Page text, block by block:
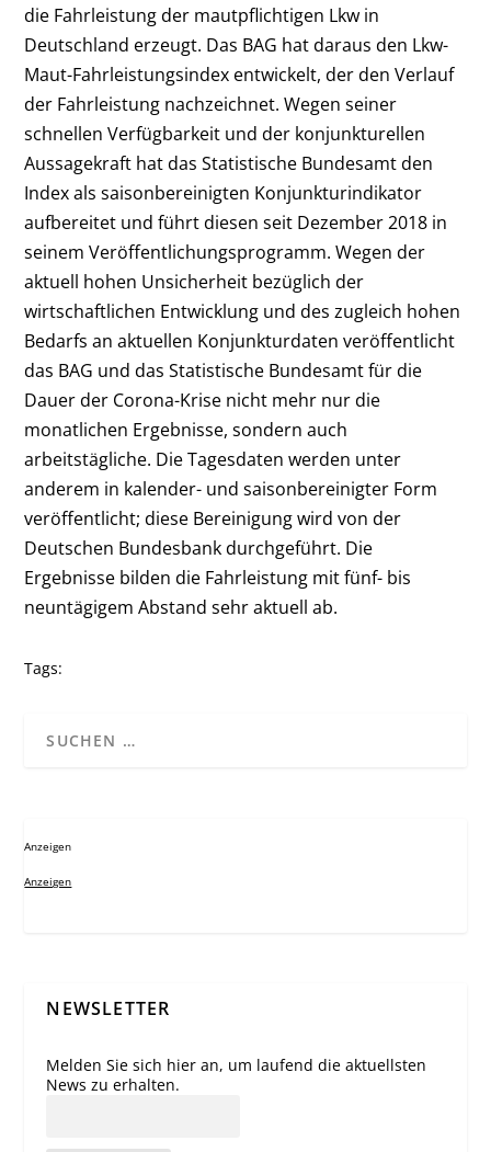
die Fahrleistung der mautpflichtigen Lkw in
Deutschland erzeugt. Das BAG hat daraus den Lkw-
Maut-Fahrleistungsindex entwickelt, der den Verlauf
der Fahrleistung nachzeichnet. Wegen seiner
schnellen Verfügbarkeit und der konjunkturellen
Aussagekraft hat das Statistische Bundesamt den
Index als saisonbereinigten Konjunkturindikator
aufbereitet und führt diesen seit Dezember 2018 in
seinem Veröffentlichungsprogramm. Wegen der
aktuell hohen Unsicherheit bezüglich der
wirtschaftlichen Entwicklung und des zugleich hohen
Bedarfs an aktuellen Konjunkturdaten veröffentlicht
das BAG und das Statistische Bundesamt für die
Dauer der Corona-Krise nicht mehr nur die
monatlichen Ergebnisse, sondern auch
arbeitstägliche. Die Tagesdaten werden unter
anderem in kalender- und saisonbereinigter Form
veröffentlicht; diese Bereinigung wird von der
Deutschen Bundesbank durchgeführt. Die
Ergebnisse bilden die Fahrleistung mit fünf- bis
neuntägigem Abstand sehr aktuell ab.
Tags:
Anzeigen
Anzeigen
NEWSLETTER
Melden Sie sich hier an, um laufend die aktuellsten
News zu erhalten.